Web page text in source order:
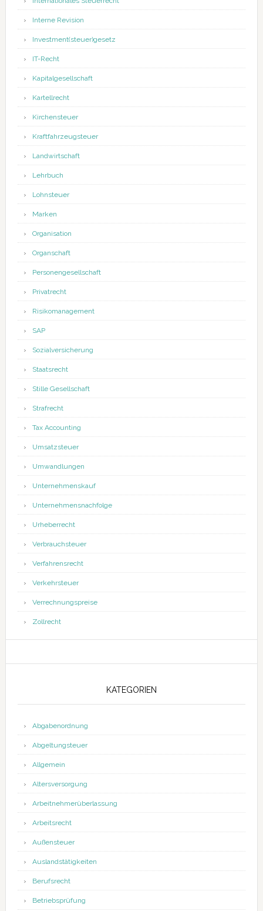
Interne Revision
Investment(steuer)gesetz
IT-Recht
Kapitalgesellschaft
Kartellrecht
Kirchensteuer
Kraftfahrzeugsteuer
Landwirtschaft
Lehrbuch
Lohnsteuer
Marken
Organisation
Organschaft
Personengesellschaft
Privatrecht
Risikomanagement
SAP
Sozialversicherung
Staatsrecht
Stille Gesellschaft
Strafrecht
Tax Accounting
Umsatzsteuer
Umwandlungen
Unternehmenskauf
Unternehmensnachfolge
Urheberrecht
Verbrauchsteuer
Verfahrensrecht
Verkehrsteuer
Verrechnungspreise
Zollrecht
KATEGORIEN
Abgabenordnung
Abgeltungsteuer
Allgemein
Altersversorgung
Arbeitnehmerüberlassung
Arbeitsrecht
Außensteuer
Auslandstätigkeiten
Berufsrecht
Betriebsprüfung